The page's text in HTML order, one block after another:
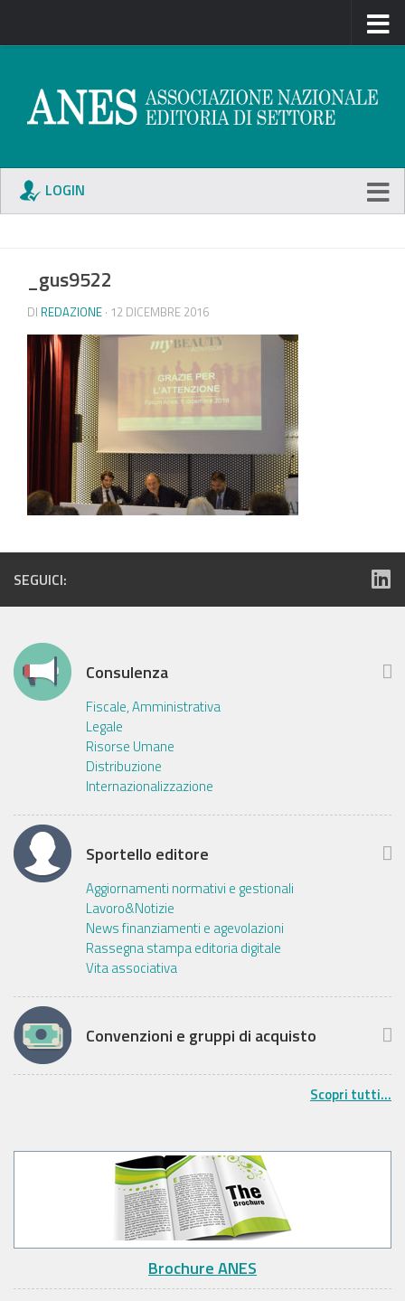
LOGIN
_gus9522
DI REDAZIONE · 12 DICEMBRE 2016
SEGUICI:
Consulenza
Fiscale, Amministrativa
Legale
Risorse Umane
Distribuzione
Internazionalizzazione
Sportello editore
Aggiornamenti normativi e gestionali
Lavoro&Notizie
News finanziamenti e agevolazioni
Rassegna stampa editoria digitale
Vita associativa
Convenzioni e gruppi di acquisto
Scopri tutti...
Brochure ANES